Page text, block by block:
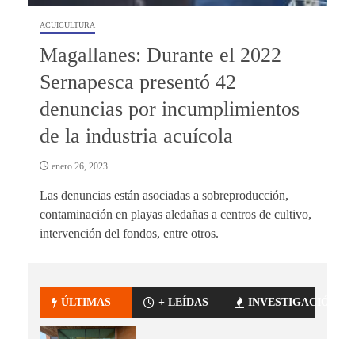
ACUICULTURA
Magallanes: Durante el 2022
Sernapesca presentó 42
denuncias por incumplimientos
de la industria acuícola
enero 26, 2023
Las denuncias están asociadas a sobreproducción,
contaminación en playas aledañas a centros de cultivo,
intervención del fondos, entre otros.
ÚLTIMAS + LEÍDAS INVESTIGACIÓN